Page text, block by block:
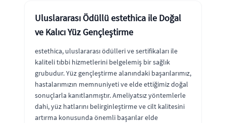
Uluslararası Ödüllü estethica ile Doğal
ve Kalıcı Yüz Gençleştirme
estethica, uluslararası ödülleri ve sertifikaları ile
kaliteli tıbbi hizmetlerini belgelemiş bir sağlık
grubudur. Yüz gençleştirme alanındaki başarılarımız,
hastalarımızın memnuniyeti ve elde ettiğimiz doğal
sonuçlarla kanıtlanmıştır. Ameliyatsız yöntemlerle
dahi, yüz hatlarını belirginleştirme ve cilt kalitesini
artırma konusunda önemli başarılar elde